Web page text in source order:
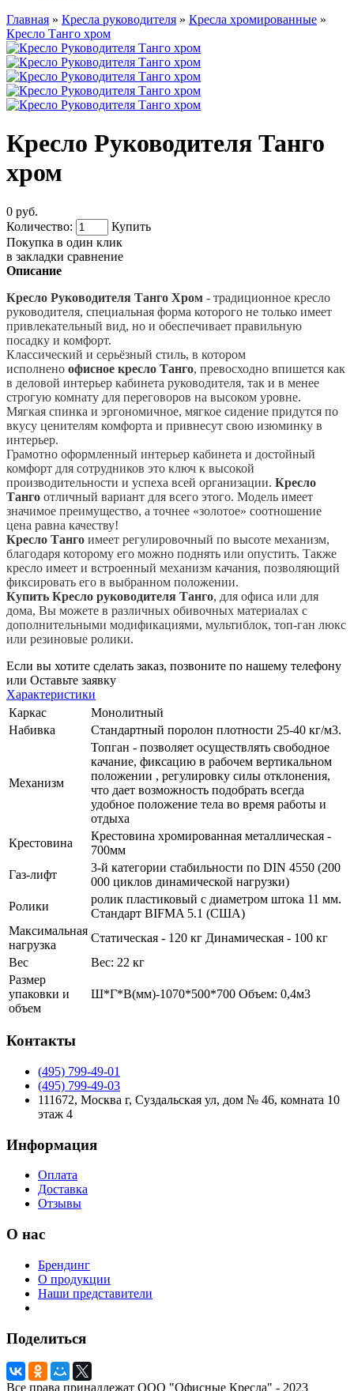
Главная » Кресла руководителя » Кресла хромированные »
Кресло Танго хром
Кресло Руководителя Танго
хром
0 руб.
Количество:
Купить
Покупка в один клик
в закладки сравнение
Описание
Кресло Руководителя Танго Хром - традиционное кресло
руководителя, специальная форма которого не только имеет
привлекательный вид, но и обеспечивает правильную
посадку и комфорт.
Классический и серьёзный стиль, в котором
исполнено офисное кресло Танго, превосходно впишется как
в деловой интерьер кабинета руководителя, так и в менее
строгую комнату для переговоров на высоком уровне.
Мягкая спинка и эргономичное, мягкое сидение придутся по
вкусу ценителям комфорта и привнесут свою изюминку в
интерьер.
Грамотно оформленный интерьер кабинета и достойный
комфорт для сотрудников это ключ к высокой
производительности и успеха всей организации. Кресло
Танго отличный вариант для всего этого. Модель имеет
значимое преимущество, а точнее «золотое» соотношение
цена равна качеству!
Кресло Танго имеет регулировочный по высоте механизм,
благодаря которому его можно поднять или опустить. Также
кресло имеет и встроенный механизм качания, позволяющий
фиксировать его в выбранном положении.
Купить Кресло руководителя Танго, для офиса или для
дома, Вы можете в различных обивочных материалах с
дополнительными модификациями, мультиблок, топ-ган люкс
или резиновые ролики.
Если вы хотите сделать заказ, позвоните по нашему телефону
или Оставьте заявку
Характеристики
Каркас
Монолитный
Набивка
Стандартный поролон плотности 25-40 кг/м3.
Механизм
Топган - позволяет осуществлять свободное
качание, фиксацию в рабочем вертикальном
положении , регулировку силы отклонения,
что дает возможность подобрать всегда
удобное положение тела во время работы и
отдыха
Крестовина
Крестовина хромированная металлическая -
700мм
Газ-лифт
3-й категории стабильности по DIN 4550 (200
000 циклов динамической нагрузки)
Ролики
ролик пластиковый с диаметром штока 11 мм.
Стандарт BIFMA 5.1 (США)
Максимальная
нагрузка
Статическая - 120 кг Динамическая - 100 кг
Вес
Вес: 22 кг
Размер
упаковки и
объем
Ш*Г*В(мм)-1070*500*700 Объем: 0,4м3
Контакты
(495) 799-49-01
(495) 799-49-03
111672, Москва г, Суздальская ул, дом № 46, комната 10
этаж 4
Информация
Оплата
Доставка
Отзывы
О нас
Брендинг
О продукции
Наши представители
Поделиться
Все права принадлежат ООО "Офисные Кресла" - 2023